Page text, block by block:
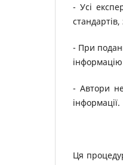
- Усі
- При
- Автори
інформації.
Ця